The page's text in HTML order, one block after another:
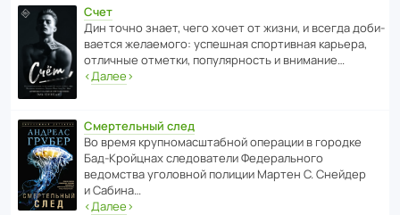
Счет
Дин точно знает, чего хочет от жизни, и всегда доби­
ва­ется жела­е­мого: успе­шная спор­ти­вная карьера,
отли­чные отметки, попу­ля­р­ность и внимание…
‹Далее›
Смертельный след
Во время круп­но­мас­ш­та­бной операции в городке
Бад‑Крой­цнах следо­ва­тели Феде­раль­ного
ведомства уголо­вной полиции Мартен С. Снейдер
и Сабина…
‹Далее›